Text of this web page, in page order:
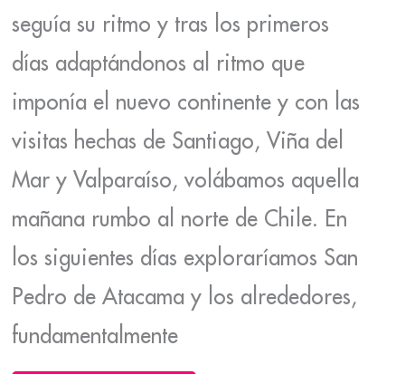
seguía su ritmo y tras los primeros
días adaptándonos al ritmo que
imponía el nuevo continente y con las
visitas hechas de Santiago, Viña del
Mar y Valparaíso, volábamos aquella
mañana rumbo al norte de Chile. En
los siguientes días exploraríamos San
Pedro de Atacama y los alrededores,
fundamentalmente